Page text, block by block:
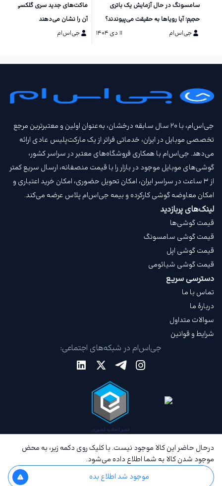
سامسونگ در حال آزمایش یک باتری
حجیم؛ آیا رویاها به حقیقت می‌پیوندند؟
جی‌اس‌ام
۱۱ دی ۱۴۰۴
آن را نشان می‌دهند
جی‌اس‌ام
درحال حاضر این کالا موجود نیست. با کلیک روی دکمه زیر، به محض
موجود شدن کالا به شما اطلاع داده می‌شود.
موجود شد اطلاع بده
جی‌اس‌ام، با ۲۰ سال سابقه درخشان، به‌عنوان اولین و معتبرترین مرجع
تخصصی موبایل در ایران، خدماتی فراتر از یک مارکت‌پلیس عادی ارائه
می‌دهد. جی‌اس‌ام با همکاری فروشگاه‌های معتبر در سراسر کشور،
گوشی‌های موبایل موجود در بازار را با قیمت‌ منصفانه، ارسال سریع کمتر
از ۳ ساعت در سراسر ایران، امکان تحویل حضوری، امکان خرید اعتباری و
امکان معاوضه گوشی کارکرده و بیمه جی‌اس‌ام‌ پلاس عرضه می‌کند.
لینک‌های پربازدید
قیمت گوشی‌ها
قیمت گوشی سامسونگ
قیمت گوشی اپل
قیمت گوشی شیائومی
دسترسی سریع
تماس با ما
دربارهٔ ما
سوالات متداول
شرایط و قوانین
جی‌اس‌ام در شبکه‌های اجتماعی: